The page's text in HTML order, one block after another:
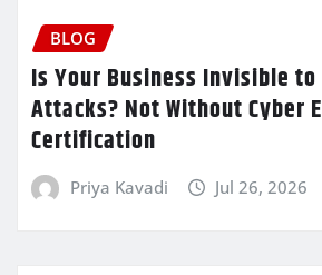
BLOG
Is Your Business Invisible to
Attacks? Not Without Cyber
Certification
Priya Kavadi Jul 26, 2026